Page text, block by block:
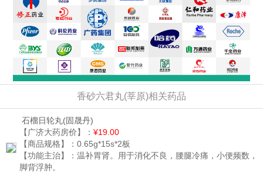
香砂六君丸(莘原)相关药品
石榴日轮丸(固晟丹)
【广济大药房价】： ¥19.00
【商品规格】： 0.65g*15s*2板
【功能主治】： 温补胃肾。用于消化不良，腰腿冷痛，小便频数，
脚背浮肿。